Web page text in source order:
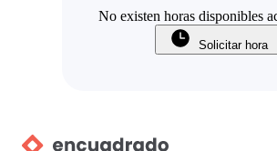
No existen horas disponibles
Solicitar hora